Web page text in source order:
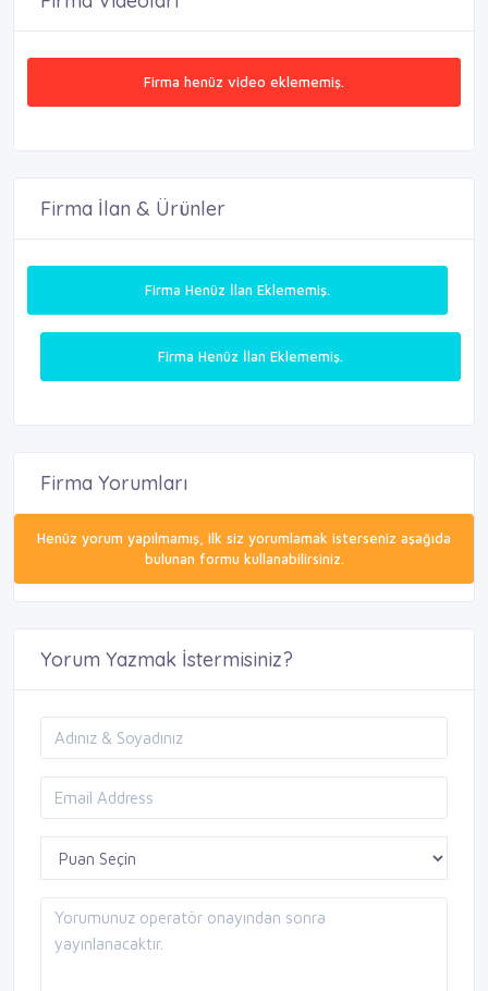
Firma henüz video eklememiş.
Firma İlan & Ürünler
Firma Henüz İlan Eklememiş.
Firma Henüz İlan Eklememiş.
Firma Yorumları
Henüz yorum yapılmamış, ilk siz yorumlamak isterseniz aşağıda
bulunan formu kullanabilirsiniz.
Yorum Yazmak İstermisiniz?